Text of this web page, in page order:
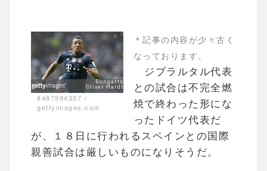
#487994397 /
gettyimages.com
＊記事の内容が少々古く
なっております。
ジブラルタル代表
との試合は不完全燃
焼で終わった形にな
ったドイツ代表だ
が、１８日に行われるスペインとの国際
親善試合は厳しいものになりそうだ。